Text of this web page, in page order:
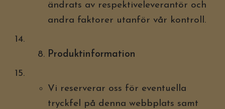
ändrats av respektiveleverantör och
andra faktorer utanför vår kontroll.
Produktinformation
Vi reserverar oss för eventuella
tryckfel på denna webbplats samt